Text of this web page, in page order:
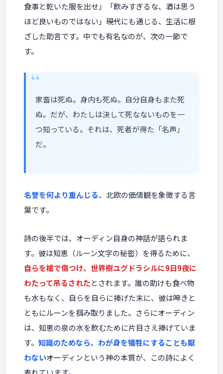
食事と乾いた服を出せ」「飲みすぎるな、酒は思う
ほど良いものではない」――現代にも通じる、生活に根
ざした助言です。中でも有名なのが、次の一節で
す。
家畜は死ぬ。身内も死ぬ。自分自身もまた死
ぬ。だが、わたしは決して死なないものを一
つ知っている。それは、死者が得た「名声」
だ。
名誉を何より重んじる、北欧の価値観を象徴する言
葉です。
詩の後半では、オーディン自身の神話が語られま
す。彼は知恵（ルーン文字の秘密）を得るために、
自らを槍で傷つけ、世界樹ユグドラシルに9日9夜に
わたって吊るされたとされます。誰の助けも食べ物
も水もなく、自らを自らに捧げた末に、彼は呻きと
ともにルーンを掴み取りました。さらにオーディン
は、知恵の泉の水を飲むために片目さえ捧げていま
す。 知識のためなら、わが身を犠牲にすることも厭
わない――オーディンという神の本質が、この詩によく